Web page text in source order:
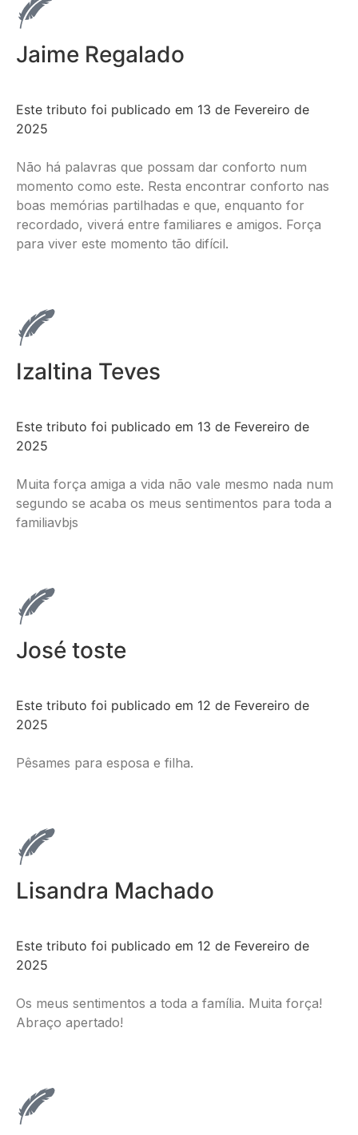
Jaime Regalado
Este tributo foi publicado em 13 de Fevereiro de
2025
Não há palavras que possam dar conforto num
momento como este. Resta encontrar conforto nas
boas memórias partilhadas e que, enquanto for
recordado, viverá entre familiares e amigos. Força
para viver este momento tão difícil.
Izaltina Teves
Este tributo foi publicado em 13 de Fevereiro de
2025
Muita força amiga a vida não vale mesmo nada num
segundo se acaba os meus sentimentos para toda a
familiavbjs
José toste
Este tributo foi publicado em 12 de Fevereiro de
2025
Pêsames para esposa e filha.
Lisandra Machado
Este tributo foi publicado em 12 de Fevereiro de
2025
Os meus sentimentos a toda a família. Muita força!
Abraço apertado!